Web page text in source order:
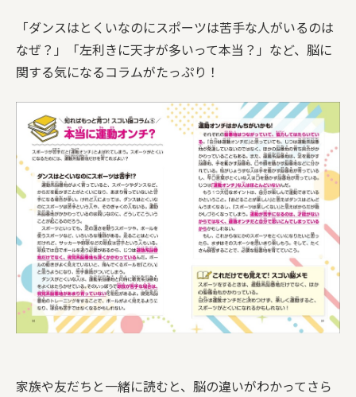
「ダンスはとくいなのにスポーツは苦手な人がいるのは
なぜ？」「左利きに天才が多いって本当？」など、脳に
関する気になるコラムがたっぷり！
家族や友だちと一緒に読むと、脳の違いがわかってさら